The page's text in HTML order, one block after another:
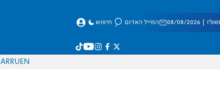
08/2026 המייל האדום חיפוש
EN
RU
AR